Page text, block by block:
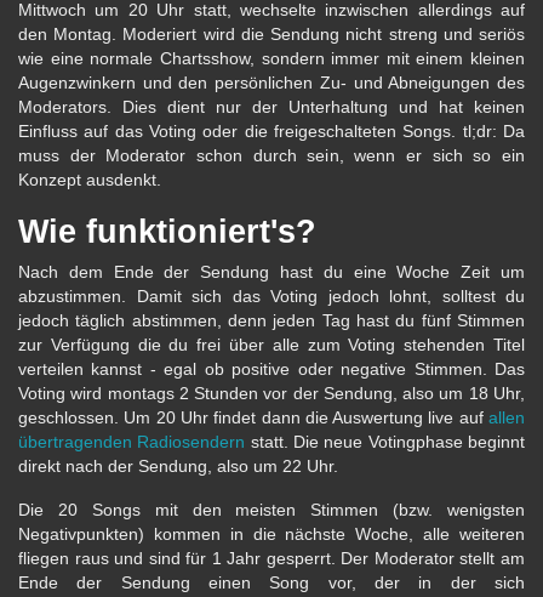
Mittwoch um 20 Uhr statt, wechselte inzwischen allerdings auf
den Montag. Moderiert wird die Sendung nicht streng und seriös
wie eine normale Chartsshow, sondern immer mit einem kleinen
Augenzwinkern und den persönlichen Zu- und Abneigungen des
Moderators. Dies dient nur der Unterhaltung und hat keinen
Einfluss auf das Voting oder die freigeschalteten Songs. tl;dr: Da
muss der Moderator schon durch sein, wenn er sich so ein
Konzept ausdenkt.
Wie funktioniert's?
Nach dem Ende der Sendung hast du eine Woche Zeit um
abzustimmen. Damit sich das Voting jedoch lohnt, solltest du
jedoch täglich abstimmen, denn jeden Tag hast du fünf Stimmen
zur Verfügung die du frei über alle zum Voting stehenden Titel
verteilen kannst - egal ob positive oder negative Stimmen. Das
Voting wird montags 2 Stunden vor der Sendung, also um 18 Uhr,
geschlossen. Um 20 Uhr findet dann die Auswertung live auf allen
übertragenden Radiosendern statt. Die neue Votingphase beginnt
direkt nach der Sendung, also um 22 Uhr.
Die 20 Songs mit den meisten Stimmen (bzw. wenigsten
Negativpunkten) kommen in die nächste Woche, alle weiteren
fliegen raus und sind für 1 Jahr gesperrt. Der Moderator stellt am
Ende der Sendung einen Song vor, der in der sich